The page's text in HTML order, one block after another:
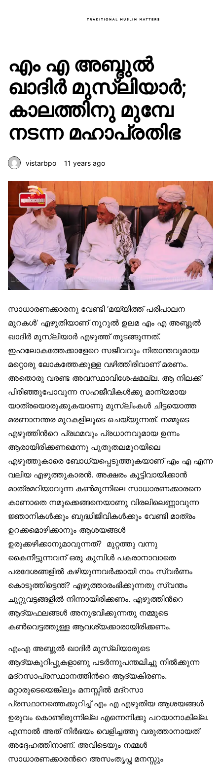
എം എ അബ്ദുല്‍
ഖാദിര്‍ മുസ്‌ലിയാര്‍;
കാലത്തിനു മുമ്പേ
നടന്ന മഹാപ്രതിഭ
vistarbpo 11 years ago
സാധാരണക്കാരനു വേണ്ടി ‘മയ്യിത്ത് പരിപാലന
മുറകള്‍’ എഴുതിയാണ് നൂറുല്‍ ഉലമ എം എ അബ്ദുല്‍
ഖാദിര്‍ മുസ്‌ലിയാര്‍ എഴുത്ത് തുടങ്ങുന്നത്.
ഇഹലോകത്തേക്കാളേറെ സജീവവും നിതാന്തവുമായ
മറ്റൊരു ലോകത്തേക്കുള്ള വഴിത്തിരിവാണ് മരണം.
അതൊരു വരണ്ട അവസ്ഥാവിശേഷമല്ല. ആ നിലക്ക്
പിരിഞ്ഞുപോവുന്ന സഹജീവികള്‍ക്കു മാന്യമായ
യാത്രയൊരുക്കുകയാണു മുസ്‌ലിംകള്‍ ചിട്ടയൊത്ത
മരണാനന്തര മുറകളിലൂടെ ചെയ്യുന്നത്. നമ്മുടെ
എഴുത്തിന്‍റെ പ്രഥമവും പ്രധാനവുമായ ഉന്നം
ആരായിരിക്കണമെന്നു പുതുതലമുറയിലെ
എഴുത്തുകാരെ ബോധ്യപ്പെടുത്തുകയാണ് എം എ എന്ന
വലിയ എഴുത്തുകാരന്‍. അക്ഷരം കൂട്ടിവായിക്കാന്‍
മാത്രമറിയാവുന്ന കണ്‍മുന്നിലെ സാധാരണക്കാരനെ
കാണാതെ നമുക്കെങ്ങനെയാണു വിരലിലെണ്ണാവുന്ന
ജ്ഞാനികള്‍ക്കും ബുദ്ധിജീവികള്‍ക്കും വേണ്ടി മാത്രം
ഉറക്കമൊഴിക്കാനും ആശയങ്ങള്‍
ഉരുക്കഴിക്കാനുമാവുന്നത്? മുറ്റത്തു വന്നു
കൈനീട്ടുന്നവന് ഒരു കുമ്പിള്‍ പകരാനാവാതെ
പരദേശങ്ങളില്‍ കഴിയുന്നവര്‍ക്കായി നാം സ്വര്‍ണം
കൊടുത്തിട്ടെന്ത്? എഴുത്താരംഭിക്കുന്നതു സ്വന്തം
ചുറ്റുവട്ടങ്ങളില്‍ നിന്നായിരിക്കണം. എഴുത്തിന്‍റെ
ആദ്യഫലങ്ങള്‍ അനുഭവിക്കുന്നതു നമ്മുടെ
കണ്‍വെട്ടത്തുള്ള ആവശ്യക്കാരായിരിക്കണം.
എംഎ അബ്ദുല്‍ ഖാദിര്‍ മുസ്‌ലിയാരുടെ
ആദ്യകുറിപ്പുകളാണു പടര്‍ന്നുപന്തലിച്ചു നില്‍ക്കുന്ന
മദ്റസാപ്രസ്ഥാനത്തിന്‍റെ ആദ്യകിരണം.
മറ്റാരുടെയെങ്കിലും മനസ്സില്‍ മദ്റസാ
പ്രസ്ഥാനത്തെക്കുറിച്ച് എം എ എഴുതിയ ആശയങ്ങള്‍
ഉരുവം കൊണ്ടിരുന്നില്ല എന്നെനിക്കു പറയാനാകില്ല.
എന്നാല്‍ അത് നിര്‍ഭയം വെളിച്ചത്തു വരുത്താനായത്
അദ്ദേഹത്തിനാണ്. അവിടെയും നമ്മള്‍
സാധാരണക്കാരന്‍റെ അസംതൃപ്ത മനസ്സും